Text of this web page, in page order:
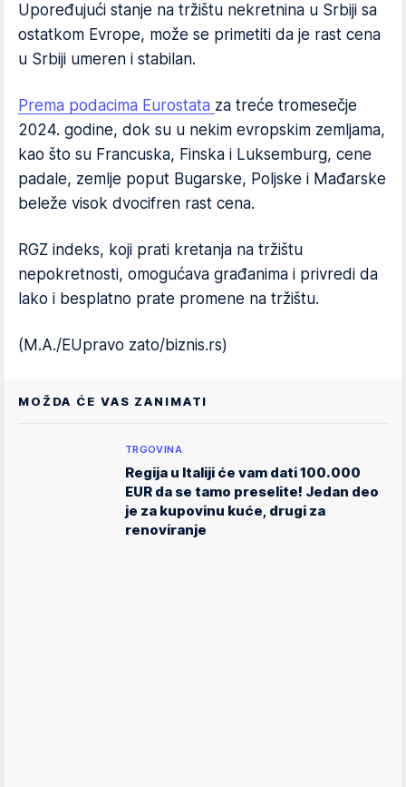
Upoređujući stanje na tržištu nekretnina u Srbiji sa
ostatkom Evrope, može se primetiti da je rast cena
u Srbiji umeren i stabilan.
Prema podacima Eurostata za treće tromesečje
2024. godine, dok su u nekim evropskim zemljama,
kao što su Francuska, Finska i Luksemburg, cene
padale, zemlje poput Bugarske, Poljske i Mađarske
beleže visok dvocifren rast cena.
RGZ indeks, koji prati kretanja na tržištu
nepokretnosti, omogućava građanima i privredi da
lako i besplatno prate promene na tržištu.
(M.A./EUpravo zato/biznis.rs)
MOŽDA ĆE VAS ZANIMATI
TRGOVINA
Regija u Italiji će vam dati 100.000
EUR da se tamo preselite! Jedan deo
je za kupovinu kuće, drugi za
renoviranje